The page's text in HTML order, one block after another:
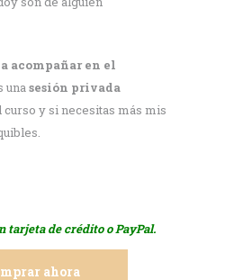
acompañar en el
unasesión privada
y si necesitas más mis
tarjeta de crédito o PayPal.
ahora